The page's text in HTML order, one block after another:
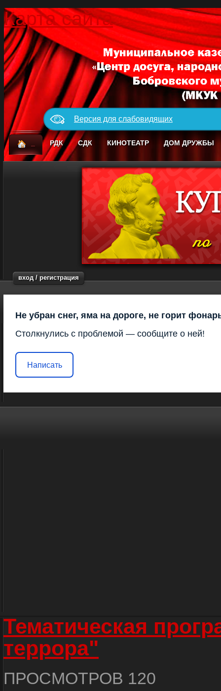
Карта сайта
Версия для слабовидящих
РДК СДК КИНОТЕАТР ДОМ ДРУЖБЫ
вход / регистрация
Не убран снег, яма на дороге, не горит
Столкнулись с проблемой — сообщите о ней!
Написать
Тематическая
террора"
ПРОСМОТРОВ 120